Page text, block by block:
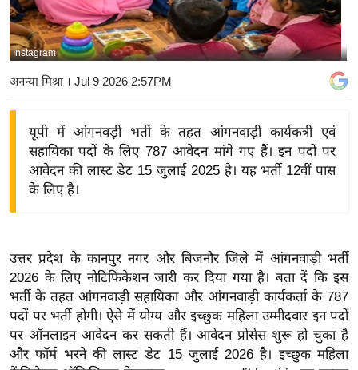
ष्ट्री
य
बि
ज़
ने
द्यो
वि
शे
ष
ज्ञ
रा
Instagram
अनन्या मिश्रा । Jul 9 2026 2:57PM
यूपी में आंगनवड़ी भर्ती के तहत आंगनवाड़ी कार्यकत्री एवं
सहायिका पदों के लिए 787 आवेदन मांगे गए हैं। इन पदों पर
आवेदन की लास्ट डेट 15 जुलाई 2025 है। यह भर्ती 12वीं पास
के लिए है।
उत्तर प्रदेश के कानपुर नगर और बिजनौर जिले में आंगनवाड़ी भर्ती
2026 के लिए नोटिफिकेशन जारी कर दिया गया है। बता दें कि इस
भर्ती के तहत आंगनवाड़ी सहायिका और आंगनवाड़ी कार्यकर्ता के 787
पदों पर भर्ती होगी। ऐसे में योग्य और इच्छुक महिला उम्मीदवार इन पदों
पर ऑनलाइन आवेदन कर सकती हैं। आवेदन प्रोसेस शुरू हो चुका है
और फॉर्म भरने की लास्ट डेट 15 जुलाई 2026 है। इच्छुक महिला